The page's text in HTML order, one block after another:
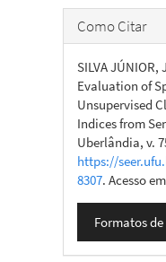
Como Citar
SILVA
Evaluation of
Unsupervised
Indices from
Uberlândia, v.
https://
8307. Acesso
Formatos